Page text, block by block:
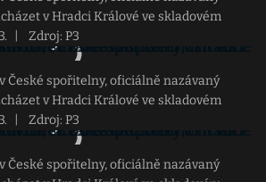
v Hradci Králové ve skladovém
Zdroj: P3
České spořitelny, oficiálně nazávaný
v Hradci Králové ve skladovém
Zdroj: P3
České spořitelny, oficiálně nazávaný